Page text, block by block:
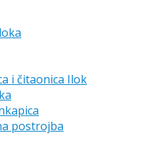
i čitaonica Ilok
postrojba